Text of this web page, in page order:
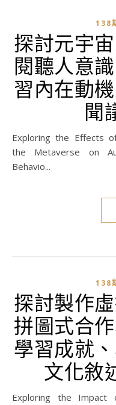
138
探討元宇
閱聽人意
習內在動
聞
Exploring the Effects of Game-Based Learning Through
the Metaverse on
Behavio...
138
探討製作
拼圖式合
學習成就
文化敘
Exploring the Impact of Virtual Reality Design Mode